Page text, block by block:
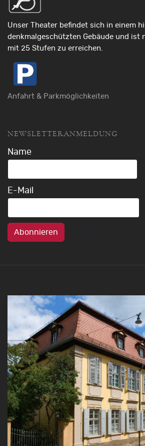
Unser Theater befindet sich in einem
denkmalgeschützten Gebäude und ist
mit 25 Stufen zu erreichen.
Anfahrt & Parkmöglichkeiten
NEWSLETTERANMELDUNG
Name
E-Mail
Abonnieren